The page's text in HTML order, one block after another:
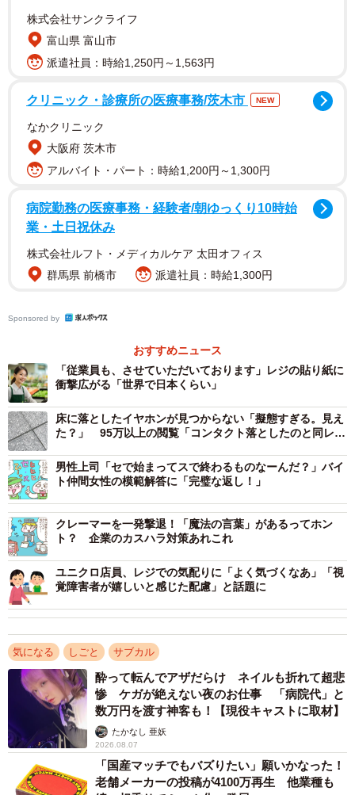
多くの人が１０年耐え忍んだことに驚いた様子。しかも、
に意を決したそう。
「何が気になるのか自分で棚を整理する人がいますが、長
時間居座られて、一切売り上げに貢献しない方は路傍の石
「買わないだけならまだしも、棚替えって勝手に陳列を替
「似たような経験あるなあ。書店員だった頃週に4回、決ま
った曜日に必ず来て入店→「トイレ貸してください」→立
ち読みきっかり1時間→自分が気にいるように本棚のレイア
ウトを変えて退店する男性……」
このように、棚替えによる迷惑にも同情や共感が集まりま
した。詳細について、ホビーショップB-FIELDさんにお話
をうかがいました。
X（旧Twitter）で話題となった投稿。同情と共感のコメントがたくさん寄
株式会社サンクライフ
富山県 富山市
派遣社員：時給1,250円～1,563円
クリニック・診療所の医療事務/茨木市 NEW
なかクリニック
大阪府 茨木市
アルバイト・パート：時給1,200円～1,300円
病院勤務の医療事務・経験者/朝ゆっくり10時始
業・土日祝休み
株式会社ルフト・メディカルケア 太田オフィス
群馬県 前橋市
派遣社員：時給1,300円
Sponsored by
おすすめニュース
「従業員も、させていただいております」レジの貼り紙に
衝撃広がる「世界で日本くらい」
床に落としたイヤホンが見つからない「擬態すぎる。見え
た？」 95万以上の閲覧「コンタクト落としたのと同レベ
男性上司「セで始まってスで終わるものなーんだ？」バイ
ト仲間女性の模範解答に「完璧な返し！」
クレーマーを一発撃退！「魔法の言葉」があるってホン
ト？ 企業のカスハラ対策あれこれ
ユニクロ店員、レジでの気配りに「よく気づくなあ」「視
覚障害者が嬉しいと感じた配慮」と話題に
気になる しごと サブカル
酔って転んでアザだらけ ネイルも折れて超悲
惨 ケガが絶えない夜のお仕事 「病院代」と
数万円を渡す神客も！【現役キャストに取材】
たかなし 亜妖
2026.08.07
「国産マッチでもバズりたい」願いかなった！
老舗メーカーの投稿が4100万再生 他業種も